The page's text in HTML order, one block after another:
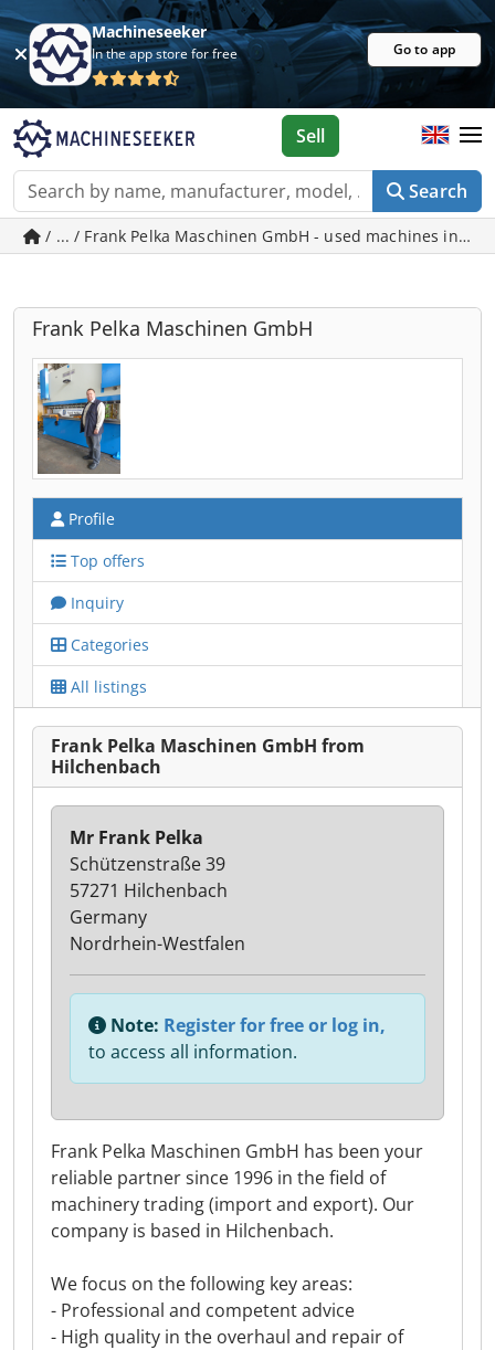
Machineseeker
In the app store for free Go to app
Search
Sell
/ ... / Frank Pelka Maschinen GmbH - used machines in
Frank Pelka Maschinen GmbH
Profile
Top offers
Inquiry
Categories
All listings
Frank Pelka Maschinen GmbH from
Hilchenbach
Frank Pelka Maschinen GmbH has been your
reliable partner since 1996 in the field of
machinery trading (import and export). Our
company is based in Hilchenbach.
We focus on the following key areas:
- Professional and competent advice
- High quality in the overhaul and repair of
Mr Frank Pelka
Schützenstraße 39
57271 Hilchenbach
Germany
Nordrhein-Westfalen
Note: Register for free or log in,
to access all information.